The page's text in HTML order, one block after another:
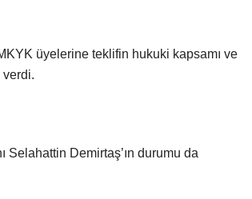
üyelerine teklifin hukuki kapsamı ve
verdi.
Selahattin Demirtaş’ın durumu da